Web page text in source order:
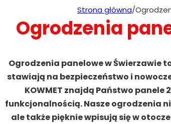
Strona główna/
Ogrodzenia
Ogrodzenia panelowe w Świerzawie
stawiają na bezpieczeństwo i
KOWMET znajdą Państwo panele
funkcjonalnością. Nasze ogrodzenia
ale także pięknie wpisują się w